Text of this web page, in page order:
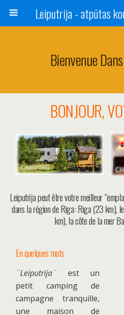
Bienvenue
BONJOUR,
Leiputrija peut être votre meilleur
dans la région de Riga: Riga (23 km),
km), la côte de la mer
En quelques mots
¨Leiputrija¨ est un
petit camping de
campagne tranquille,
une maison de